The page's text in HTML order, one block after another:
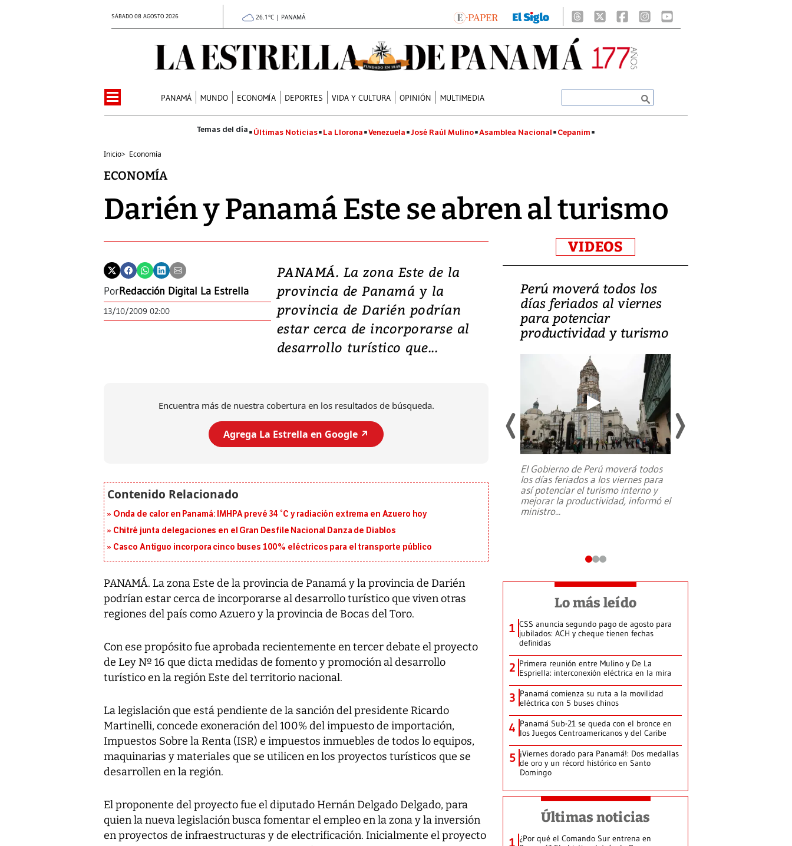
SÁBADO 08 AGOSTO 2026 26.1°C | PANAMÁ
PANAMÁ MUNDO ECONOMÍA DEPORTES VIDA Y CULTURA OPINIÓN MULTIMEDIA
Últimas Noticias La Llorona Venezuela José Raúl Mulino Asamblea Nacional Cepanim
Inicio> Economía
ECONOMÍA
Darién y Panamá Este se abren al turismo
PorRedacción Digital La Estrella
13/10/2009 02:00
PANAMÁ. La zona Este de la
provincia de Panamá y la
provincia de Darién podrían
estar cerca de incorporarse al
desarrollo turístico que...
Encuentra más de nuestra cobertura en los resultados de búsqueda.
Agrega La Estrella en Google ↗️
Onda de calor en Panamá: IMHPA prevé 34 °C y radiación extrema en Azuero hoy
Chitré junta delegaciones en el Gran Desfile Nacional Danza de Diablos
Casco Antiguo incorpora cinco buses 100% eléctricos para el transporte público
PANAMÁ. La zona Este de la provincia de Panamá y la provincia de Darién
podrían estar cerca de incorporarse al desarrollo turístico que viven otras
regiones del país como Azuero y la provincia de Bocas del Toro.
Con ese propósito fue aprobada recientemente en tercer debate el proyecto
de Ley Nº 16 que dicta medidas de fomento y promoción al desarrollo
turístico en la región Este del territorio nacional.
La legislación que está pendiente de la sanción del presidente Ricardo
Martinelli, concede exoneración del 100% del impuesto de importación,
Impuestos Sobre la Renta (ISR) e impuestos inmuebles de todos lo equipos,
maquinarias y materiales que se utilicen en los proyectos turísticos que se
desarrollen en la región.
El proponente del proyecto fue el diputado Hernán Delgado Delgado, para
quien la nueva legislación busca fomentar el empleo en la zona y la inversión
en proyectos de infraestructuras y de electrificación. Inicialmente el proyecto
VIDEOS
Video: Lula lanza su
candidatura con
promesas de inversión
en defensa, educación y
tierras raras
Entre recuerdos y escuetas
da Silva, oficializó este domingo su
candidatura...
Perú moverá todos los
días feriados al viernes
para potenciar
productividad y turismo
El Gobierno de Perú moverá todos
los días feriados a los viernes para
así potenciar el turismo interno y
mejorar la productividad, informó el
ministro...
Lo más leído
1 CSS anuncia segundo pago de agosto para
jubilados: ACH y cheque tienen fechas
definidas
2 Primera reunión entre Mulino y De La
Espriella: interconexión eléctrica en la mira
3 Panamá comienza su ruta a la movilidad
eléctrica con 5 buses chinos
4 Panamá Sub-21 se queda con el bronce en
los Juegos Centroamericanos y del Caribe
5 ¡Viernes dorado para Panamá!: Dos medallas
de oro y un récord histórico en Santo
Domingo
Últimas noticias
1 ¿Por qué el Comando Sur entrena en